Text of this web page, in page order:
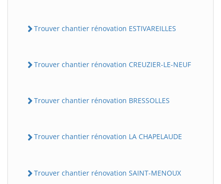
Trouver chantier rénovation ESTIVAREILLES
Trouver chantier rénovation CREUZIER-LE-NEUF
Trouver chantier rénovation BRESSOLLES
Trouver chantier rénovation LA CHAPELAUDE
Trouver chantier rénovation SAINT-MENOUX